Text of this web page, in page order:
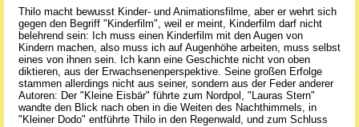
Thilo macht bewusst Kinder- und Animationsfilme, aber er wehrt sich
gegen den Begriff "Kinderfilm", weil er meint, Kinderfilm darf nicht
belehrend sein: Ich muss einen Kinderfilm mit den Augen von
Kindern machen, also muss ich auf Augenhöhe arbeiten, muss selbst
eines von ihnen sein. Ich kann eine Geschichte nicht von oben
diktieren, aus der Erwachsenenperspektive. Seine großen Erfolge
stammen allerdings nicht aus seiner, sondern aus der Feder anderer
Autoren: Der "Kleine Eisbär" führte zum Nordpol, "Lauras Stern"
wandte den Blick nach oben in die Weiten des Nachthimmels, in
"Kleiner Dodo" entführte Thilo in den Regenwald, und zum Schluss